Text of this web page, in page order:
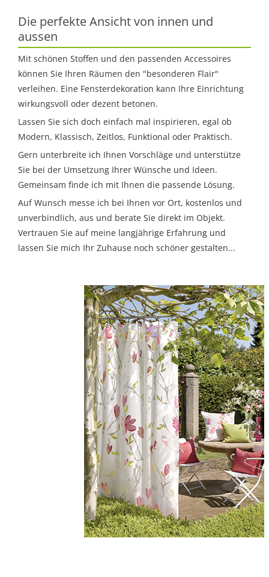
Die perfekte Ansicht von innen und
aussen
Mit schönen Stoffen und den passenden Accessoires
können Sie Ihren Räumen den "besonderen Flair"
verleihen. Eine Fensterdekoration kann Ihre Einrichtung
wirkungsvoll oder dezent betonen.
Lassen Sie sich doch einfach mal inspirieren, egal ob
Modern, Klassisch, Zeitlos, Funktional oder Praktisch.
Gern unterbreite ich Ihnen Vorschläge und unterstütze
Sie bei der Umsetzung Ihrer Wünsche und Ideen.
Gemeinsam finde ich mit Ihnen die passende Lösung.
Auf Wunsch messe ich bei Ihnen vor Ort, kostenlos und
unverbindlich, aus und berate Sie direkt im Objekt.
Vertrauen Sie auf meine langjährige Erfahrung und
lassen Sie mich Ihr Zuhause noch schöner gestalten...